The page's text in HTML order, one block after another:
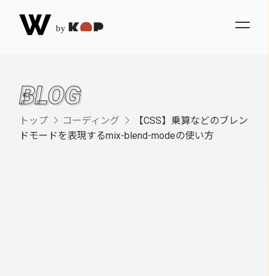
BLOG
トップ  コーディング 
【CSS】乗算などのブレン
ドモードを表現するmix-blend-modeの使い方